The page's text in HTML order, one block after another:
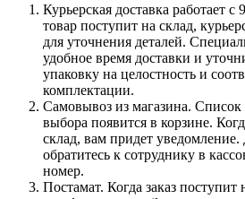
Курьерская доставка работает с
товар поступит на склад,
для уточнения деталей.
удобное время доставки и
упаковку на целостность и
комплектации.
Самовывоз из магазина. Список
выбора появится в корзине.
склад, вам придет уведомление.
обратитесь к сотруднику в
номер.
Постамат. Когда заказ поступит